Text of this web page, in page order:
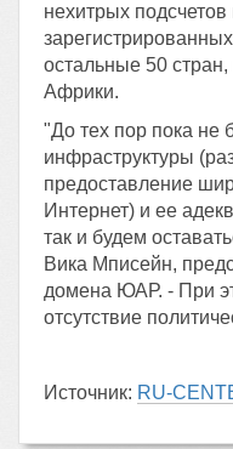
нехитрых
остальные 50
Африки.
"До тех пор пока не
инфраструктуры
предоставление
Интернет) и ее
так и будем
Вика Мписейн,
домена ЮАР. - При
отсутствие
Источник: RU-